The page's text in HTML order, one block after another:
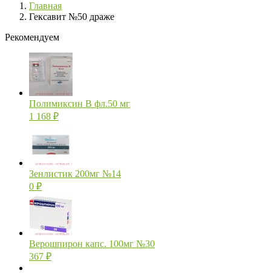
Главная
Гексавит №50 драже
Рекомендуем
Полимиксин В фл.50 мг
1 168 ₽
Зенлистик 200мг №14
0 ₽
Верошпирон капс. 100мг №30
367 ₽